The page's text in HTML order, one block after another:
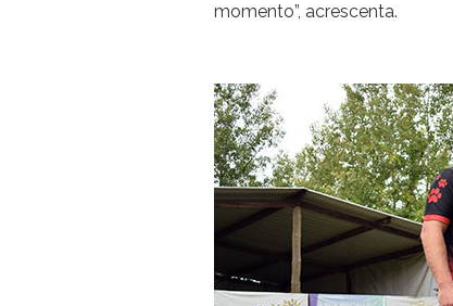
momento”, acrescenta.